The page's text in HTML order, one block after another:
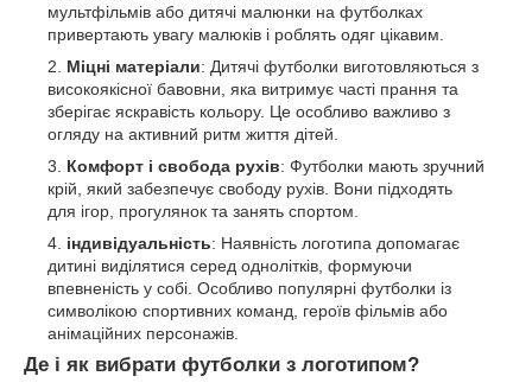
мультфільмів або дитячі малюнки на футболках
привертають увагу малюків і роблять одяг цікавим.
Міцні матеріали: Дитячі футболки виготовляються з
високоякісної бавовни, яка витримує часті прання та
зберігає яскравість кольору. Це особливо важливо з
огляду на активний ритм життя дітей.
Комфорт і свобода рухів: Футболки мають зручний
крій, який забезпечує свободу рухів. Вони підходять
для ігор, прогулянок та занять спортом.
індивідуальність: Наявність логотипа допомагає
дитині виділятися серед однолітків, формуючи
впевненість у собі. Особливо популярні футболки із
символікою спортивних команд, героїв фільмів або
анімаційних персонажів.
Де і як вибрати футболки з логотипом?